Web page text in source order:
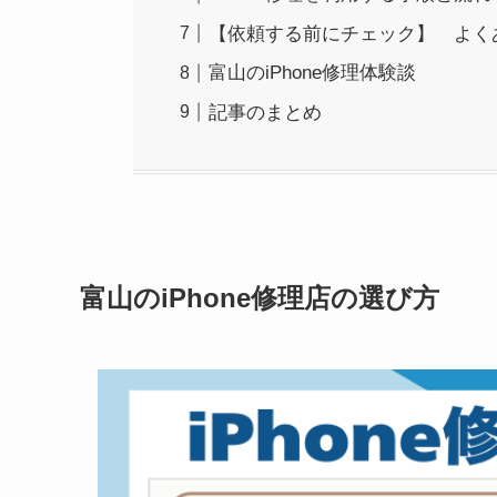
【依頼する前にチェック】 よく
富山のiPhone修理体験談
記事のまとめ
富山のiPhone修理店の選び方